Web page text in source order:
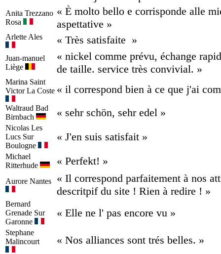
Anita Trezzano
Rosa
« È molto bello e corrisponde alle
aspettative »
ArletteAles « Très satisfaite »
Juan-manuel
Liège
« nickel comme prévu, échange
de taille. service très convivial. »
Marina Saint
Victor La Coste « il correspond bien à ce que j'ai
Waltraud Bad
Birnbach
« sehr schön, sehr edel »
Nicolas Les
Lucs Sur
Boulogne
« J'en suis satisfait »
Michael
Ritterhude
« Perfekt! »
Aurore Nantes
« Il correspond parfaitement à nos
descritpif du site ! Rien à redire ! »
Bernard
Grenade Sur
Garonne
« Elle ne l' pas encore vu »
Stephane
Malincourt
« Nos alliances sont trés belles. »